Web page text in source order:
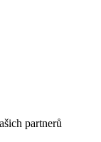
partnerů